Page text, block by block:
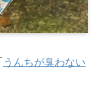
うんちが臭わない